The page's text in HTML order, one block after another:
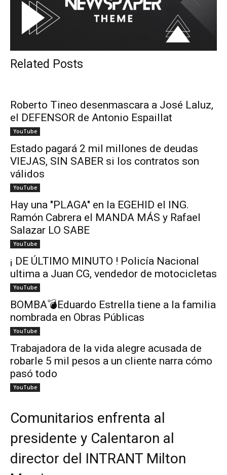
Related Posts
Roberto Tineo desenmascara a José Laluz,
el DEFENSOR de Antonio Espaillat
YouTube
Estado pagará 2 mil millones de deudas
VIEJAS, SIN SABER si los contratos son
válidos
YouTube
Hay una "PLAGA" en la EGEHID el ING.
Ramón Cabrera el MANDA MÁS y Rafael
Salazar LO SABE
YouTube
¡ DE ÚLTIMO MINUTO ! Policía Nacional
ultima a Juan CG, vendedor de motocicletas
YouTube
BOMBA💣Eduardo Estrella tiene a la familia
nombrada en Obras Públicas
YouTube
Trabajadora de la vida alegre acusada de
robarle 5 mil pesos a un cliente narra cómo
pasó todo
YouTube
Comunitarios enfrenta al
presidente y Calentaron al
director del INTRANT Milton